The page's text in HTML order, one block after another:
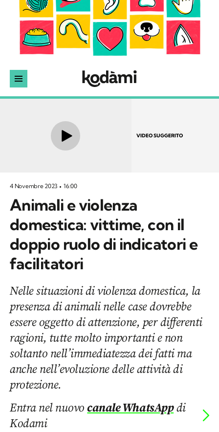
VIDEO SUGGERITO
4 Novembre 2023 16:00
Animali e violenza
domestica: vittime, con il
doppio ruolo di indicatori e
facilitatori
Nelle situazioni di violenza domestica, la
presenza di animali nelle case dovrebbe
essere oggetto di attenzione, per differenti
ragioni, tutte molto importanti e non
soltanto nell’immediatezza dei fatti ma
anche nell’evoluzione delle attività di
protezione.
Entra nel nuovocanale WhatsAppdi
Kodami